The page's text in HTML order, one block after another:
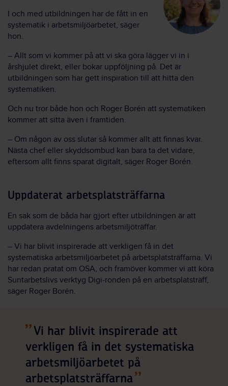
I och med utbildningen har de fått in en
systematik i arbetsmiljöarbetet, säger
hon.
– Allt som vi kommer på att vi ska göra lägger vi in i
årshjulet direkt, eller bokar uppföljning på. Det är
utbildningen som har gett inspiration till att hitta den
systematiken.
Och nu tror både hon och Roger Borén att systematiken
kommer att sitta även i framtiden.
– Om någon av oss slutar så kommer allt att finnas kvar.
Nästa chef eller skyddsombud kan bara ta det vidare,
eftersom allt finns sparat digitalt, säger Roger Borén.
Uppdaterat arbetsplatsträffarna
En sak som de båda har gjort efter utbildningen är att
uppdatera avdelningens arbetsmiljöträffar.
– Vi har blivit inspirerade att verkligen få in det
systematiska arbetsmiljöarbetet på arbetsplatsträffarna. Vi
har redan pratat om OSA, och framöver kommer vi att köra
Suntarbetslivs verktyg Digi-ronden på en arbetsplatsträff,
säger Roger Borén.
Vi har blivit inspirerade att
verkligen få in det systematiska
arbetsmiljöarbetet på
arbetsplatsträffarna